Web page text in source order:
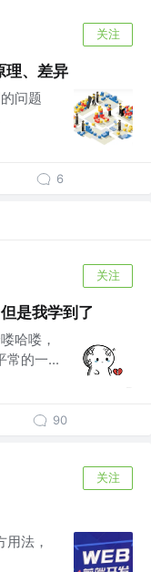
关注
理、差异
问题
6
关注
是我学到了
哈喽，
常的一...
90
关注
法，